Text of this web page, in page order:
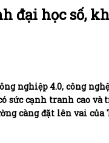
đại học số,
nghiệp 4.0, công
cạnh tranh cao và
càng đặt lên vai của